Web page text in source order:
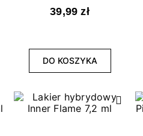
39,99 zł
DO KOSZYKA